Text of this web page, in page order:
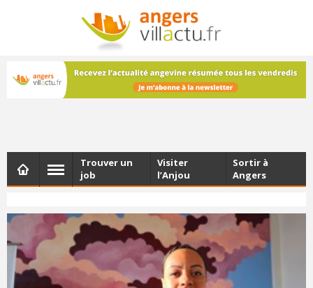
NEWSLETTER
Les dernières actualités d'Angers, chaque vendredi dans
votre boîte e-mail
Trouver un
job
Visiter
l’Anjou
Sortir à
Angers